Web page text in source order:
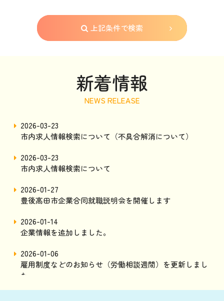
上記条件で検索
新着情報
2026-03-23
市内求人情報検索について（不具合解消について）
2026-03-23
市内求人情報検索について
2026-01-27
豊後高田市企業合同就職説明会を開催します
2026-01-14
企業情報を追加しました。
2026-01-06
雇用制度などのお知らせ（労働相談週間）を更新しまし
た